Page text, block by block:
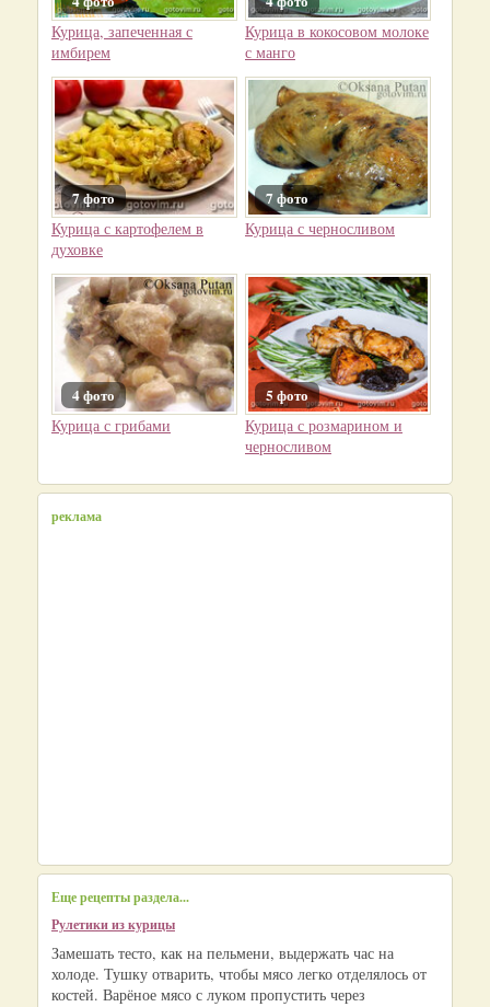
Курица, запеченная с
имбирем
Курица в кокосовом молоке
с манго
7 фото
Курица с картофелем в
духовке
7 фото
Курица с черносливом
4 фото
Курица с грибами
5 фото
Курица с розмарином и
черносливом
реклама
Еще рецепты раздела...
Рулетики из курицы
Замешать тесто, как на пельмени, выдержать час на
холоде. Тушку отварить, чтобы мясо легко отделялось от
костей. Варёное мясо с луком пропустить через